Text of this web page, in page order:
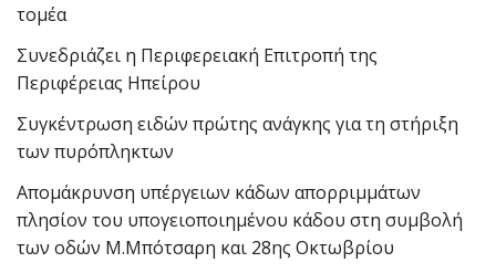
τομέα
Συνεδριάζει η Περιφερειακή Επιτροπή της
Περιφέρειας Ηπείρου
Συγκέντρωση ειδών πρώτης ανάγκης για τη στήριξη
των πυρόπληκτων
Απομάκρυνση υπέργειων κάδων απορριμμάτων
πλησίον του υπογειοποιημένου κάδου στη συμβολή
των οδών Μ.Μπότσαρη και 28ης Οκτωβρίου